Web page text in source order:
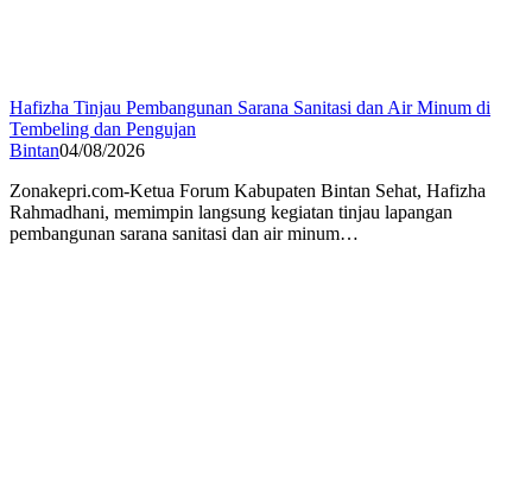
Hafizha Tinjau Pembangunan Sarana Sanitasi dan Air Minum di
Tembeling dan Pengujan
Bintan04/08/2026
Zonakepri.com-Ketua Forum Kabupaten Bintan Sehat, Hafizha
Rahmadhani, memimpin langsung kegiatan tinjau lapangan
pembangunan sarana sanitasi dan air minum…